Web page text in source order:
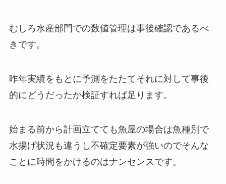
むしろ水産部門での数値管理は事後確認であるべ
きです。
昨年実績をもとに予測をたたてそれに対して事後
的にどうだったか検証すれば足ります。
始まる前から計画立てても魚屋の場合は魚種別で
水揚げ状況も違うし不確定要素が強いのでそんな
ことに時間をかけるのはナンセンスです。